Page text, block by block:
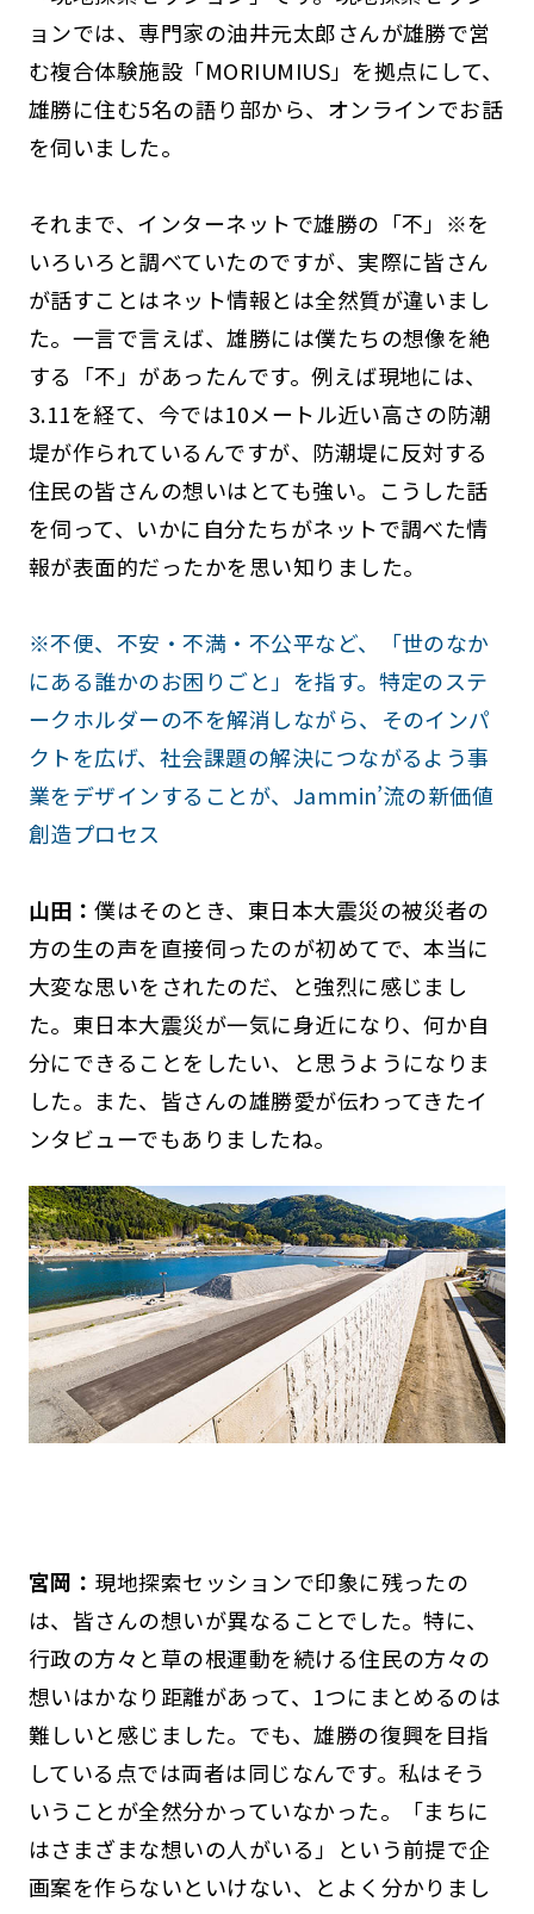
ョンでは、専門家の油井元太郎さんが雄勝で営
む複合体験施設「MORIUMIUS」を拠点にして、
雄勝に住む5名の語り部から、オンラインでお話
を伺いました。
それまで、インターネットで雄勝の「不」※を
いろいろと調べていたのですが、実際に皆さん
が話すことはネット情報とは全然質が違いまし
た。一言で言えば、雄勝には僕たちの想像を絶
する「不」があったんです。例えば現地には、
3.11を経て、今では10メートル近い高さの防潮
堤が作られているんですが、防潮堤に反対する
住民の皆さんの想いはとても強い。こうした話
を伺って、いかに自分たちがネットで調べた情
報が表面的だったかを思い知りました。
※不便、不安・不満・不公平など、「世のなか
にある誰かのお困りごと」を指す。特定のステ
ークホルダーの不を解消しながら、そのインパ
クトを広げ、社会課題の解決につながるよう事
業をデザインすることが、Jammin’流の新価値
創造プロセス
山田：僕はそのとき、東日本大震災の被災者の
方の生の声を直接伺ったのが初めてで、本当に
大変な思いをされたのだ、と強烈に感じまし
た。東日本大震災が一気に身近になり、何か自
分にできることをしたい、と思うようになりま
した。また、皆さんの雄勝愛が伝わってきたイ
ンタビューでもありましたね。
宮岡： 現地探索セッションで印象に残ったの
は、皆さんの想いが異なることでした。特に、
行政の方々と草の根運動を続ける住民の方々の
想いはかなり距離があって、1つにまとめるのは
難しいと感じました。でも、雄勝の復興を目指
している点では両者は同じなんです。私はそう
いうことが全然分かっていなかった。「まちに
はさまざまな想いの人がいる」という前提で企
画案を作らないといけない、とよく分かりまし